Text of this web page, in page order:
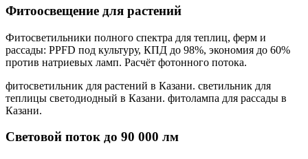
Фитоосвещение для растений
Фитосветильники полного спектра для теплиц, ферм и
рассады: PPFD под культуру, КПД до 98%, экономия до 60%
против натриевых ламп. Расчёт фотонного потока.
фитосветильник для растений в Казани. светильник для
теплицы светодиодный в Казани. фитолампа для рассады в
Казани.
Световой поток до 90 000 лм